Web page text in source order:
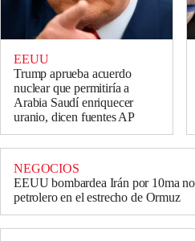
EEUU
Trump aprueba acuerdo
nuclear que permitiría a
Arabia Saudí enriquecer
uranio, dicen fuentes AP
NEGOCIOS
EEUU bombardea Irán por 10ma
petrolero en el estrecho de Ormuz